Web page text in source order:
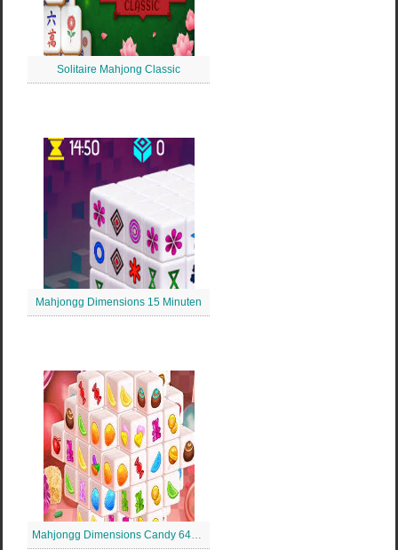
Solitaire Mahjong Classic
Mahjongg Dimensions 15 Minuten
Mahjongg Dimensions Candy 640 Sekunden